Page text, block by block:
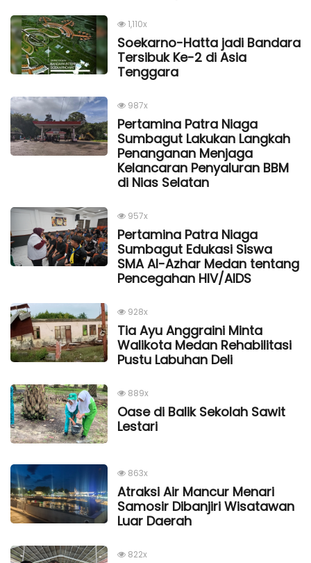
1,110x
Soekarno-Hatta jadi Bandara
Tersibuk Ke-2 di Asia
Tenggara
987x
Pertamina Patra Niaga
Sumbagut Lakukan Langkah
Penanganan Menjaga
Kelancaran Penyaluran BBM
di Nias Selatan
957x
Pertamina Patra Niaga
Sumbagut Edukasi Siswa
SMA Al-Azhar Medan tentang
Pencegahan HIV/AIDS
928x
Tia Ayu Anggraini Minta
Walikota Medan Rehabilitasi
Pustu Labuhan Deli
889x
Oase di Balik Sekolah Sawit
Lestari
863x
Atraksi Air Mancur Menari
Samosir Dibanjiri Wisatawan
Luar Daerah
822x